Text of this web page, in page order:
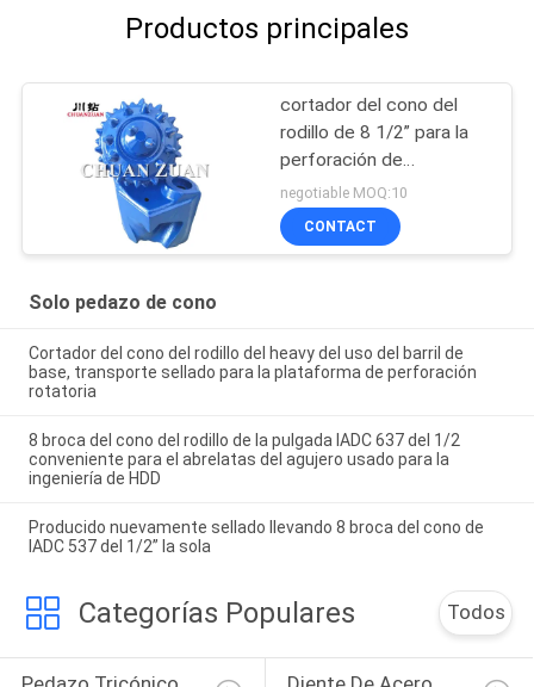
Productos principales
cortador del cono del
rodillo de 8 1/2” para la
perforación de
HDD/cortador del cono
del taladro en la
construcción trenchless
negotiable MOQ:10
CONTACT
Solo pedazo de cono
Cortador del cono del rodillo del heavy del uso del barril de
base, transporte sellado para la plataforma de perforación
rotatoria
8 broca del cono del rodillo de la pulgada IADC 637 del 1/2
conveniente para el abrelatas del agujero usado para la
ingeniería de HDD
Producido nuevamente sellado llevando 8 broca del cono de
IADC 537 del 1/2” la sola
Categorías Populares Todos